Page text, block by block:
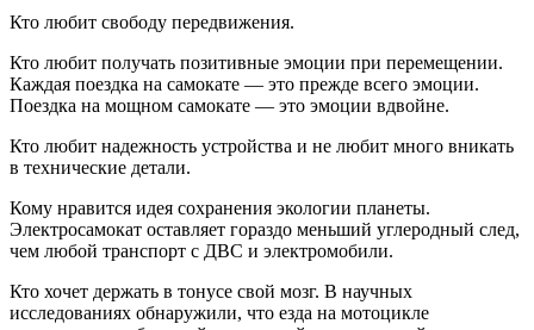
Кто любит свободу передвижения.
Кто любит получать позитивные эмоции при перемещении.
Каждая поездка на самокате — это прежде всего эмоции.
Поездка на мощном самокате — это эмоции вдвойне.
Кто любит надежность устройства и не любит много вникать
в технические детали.
Кому нравится идея сохранения экологии планеты.
Электросамокат оставляет гораздо меньший углеродный след,
чем любой транспорт с ДВС и электромобили.
Кто хочет держать в тонусе свой мозг. В научных
исследованиях обнаружили, что езда на мотоцикле